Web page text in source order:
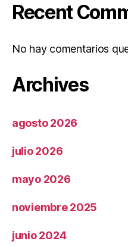
Recent
No hay comentarios
Archives
agosto 2026
julio 2026
mayo 2026
noviembre 2025
junio 2024